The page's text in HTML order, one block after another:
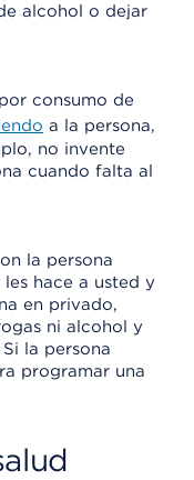
alcohol o dejar
consumo de
a la persona,
no invente
cuando falta al
la persona
hace a usted y
en privado,
ni alcohol y
la persona
programar una